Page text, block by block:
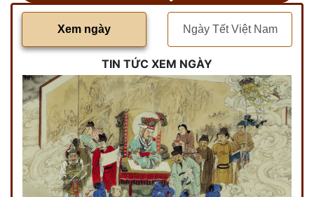
Xem ngày Ngày Tết Việt Nam
TIN TỨC XEM NGÀY